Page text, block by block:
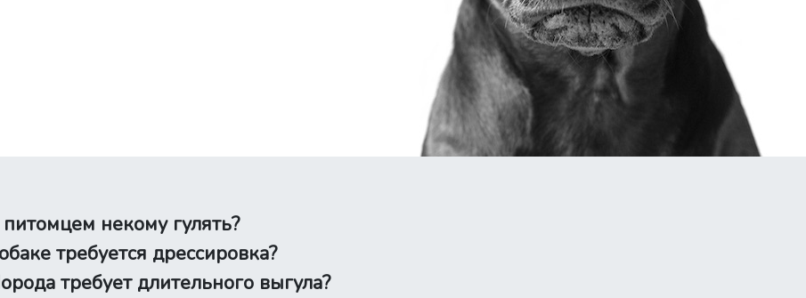
некому гулять?
требуется дрессировка?
требует длительного выгула?